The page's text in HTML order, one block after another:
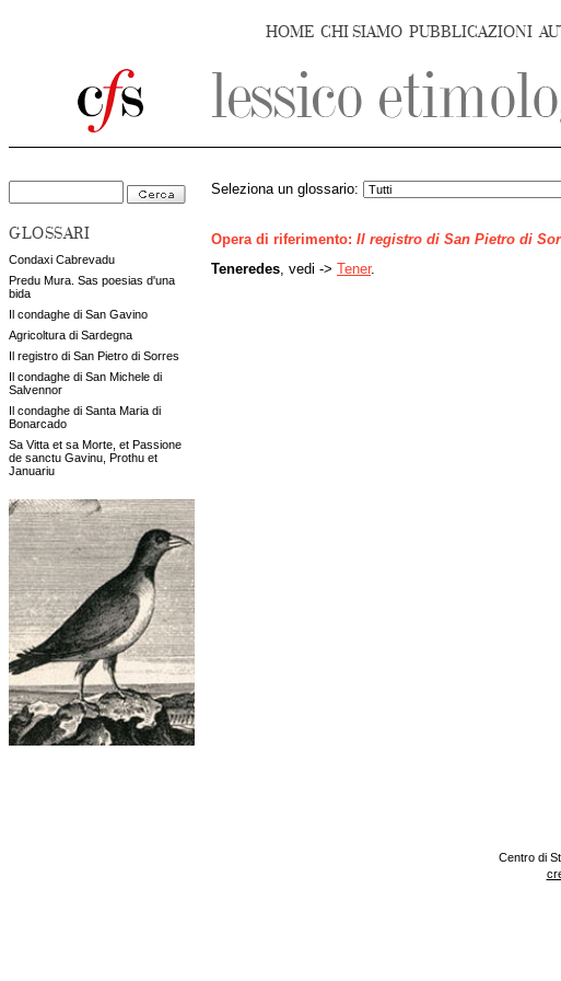
HOME CHI SIAMO PUBBLICAZIONI
GLOSSARI
Condaxi Cabrevadu
Predu Mura. Sas poesias d'una
bida
Il condaghe di San Gavino
Agricoltura di Sardegna
Il registro di San Pietro di Sorres
Il condaghe di San Michele di
Salvennor
Il condaghe di Santa Maria di
Bonarcado
Sa Vitta et sa Morte, et Passione
de sanctu Gavinu, Prothu et
Januariu
Seleziona un glossario:
Opera di riferimento: Il registro di San Pietro di
Teneredes , vedi -> Tener.
Centro di